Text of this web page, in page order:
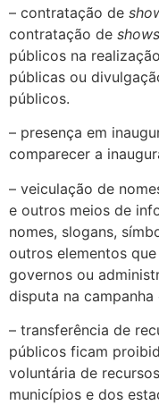
– contratação de
contratação de shows
públicos na
públicas ou
públicos.
– presença em
comparecer a
– veiculação de
e outros meios de
nomes, slogans,
outros elementos
governos ou
disputa na campanha
– transferência de
públicos ficam
voluntária de
municípios e dos